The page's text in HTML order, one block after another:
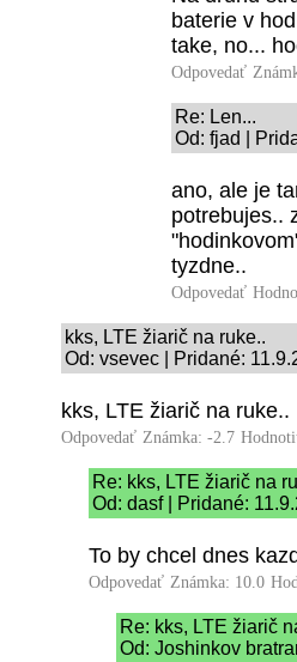
baterie v
take, no...
Odpovedať
Re: Len...
Od: fjad |
ano, ale je
potrebujes..
tyzdne..
Odpovedať
kks, LTE žiarič na ruke..
Od: vsevec | Pridané:
kks, LTE žiarič na ruke..
Odpovedať Známka: -2.7
Re: kks, LTE žiarič na
Od: dasf | Pridané:
To by chcel dnes
Odpovedať Známka: 10.0
Re: kks, LTE žiarič
Od: Joshinkov